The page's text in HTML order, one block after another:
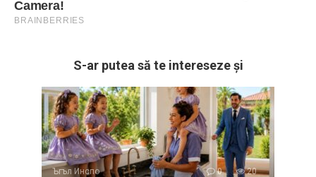
S-ar putea să te intereseze și
Ъгъл Инспо 0 20